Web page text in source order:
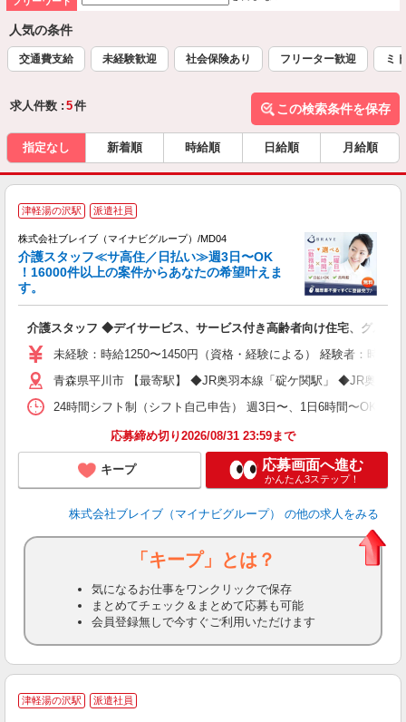
人気の条件
交通費支給 未経験歓迎 社会保険あり フリーター歓迎 ミ
求人件数 : 5件 この検索条件を保存
指定なし 新着順 時給順 日給順 月給順
津軽湯の沢駅 派遣社員
株式会社ブレイブ（マイナビグループ）/MD04
介護スタッフ≪サ高住／日払い≫週3日〜OK
！16000件以上の案件からあなたの希望叶えま
す。
介護スタッフ ◆デイサービス、サービス付き高齢者向け住宅、グルー
未経験：時給1250〜1450円（資格・経験による） 経験者：時
青森県平川市 【最寄駅】 ◆JR奥羽本線「碇ケ関駅」 ◆JR奥羽
24時間シフト制（シフト自己申告） 週3日〜、1日6時間〜OK 【
応募締め切り2026/08/31 23:59まで
キープ 応募画面へ進む
かんたん3ステップ！
株式会社ブレイブ（マイナビグループ） の他の求人をみる
「キープ」とは？
気になるお仕事をワンクリックで保存
まとめてチェック＆まとめて応募も可能
会員登録無しで今すぐご利用いただけます
津軽湯の沢駅 派遣社員